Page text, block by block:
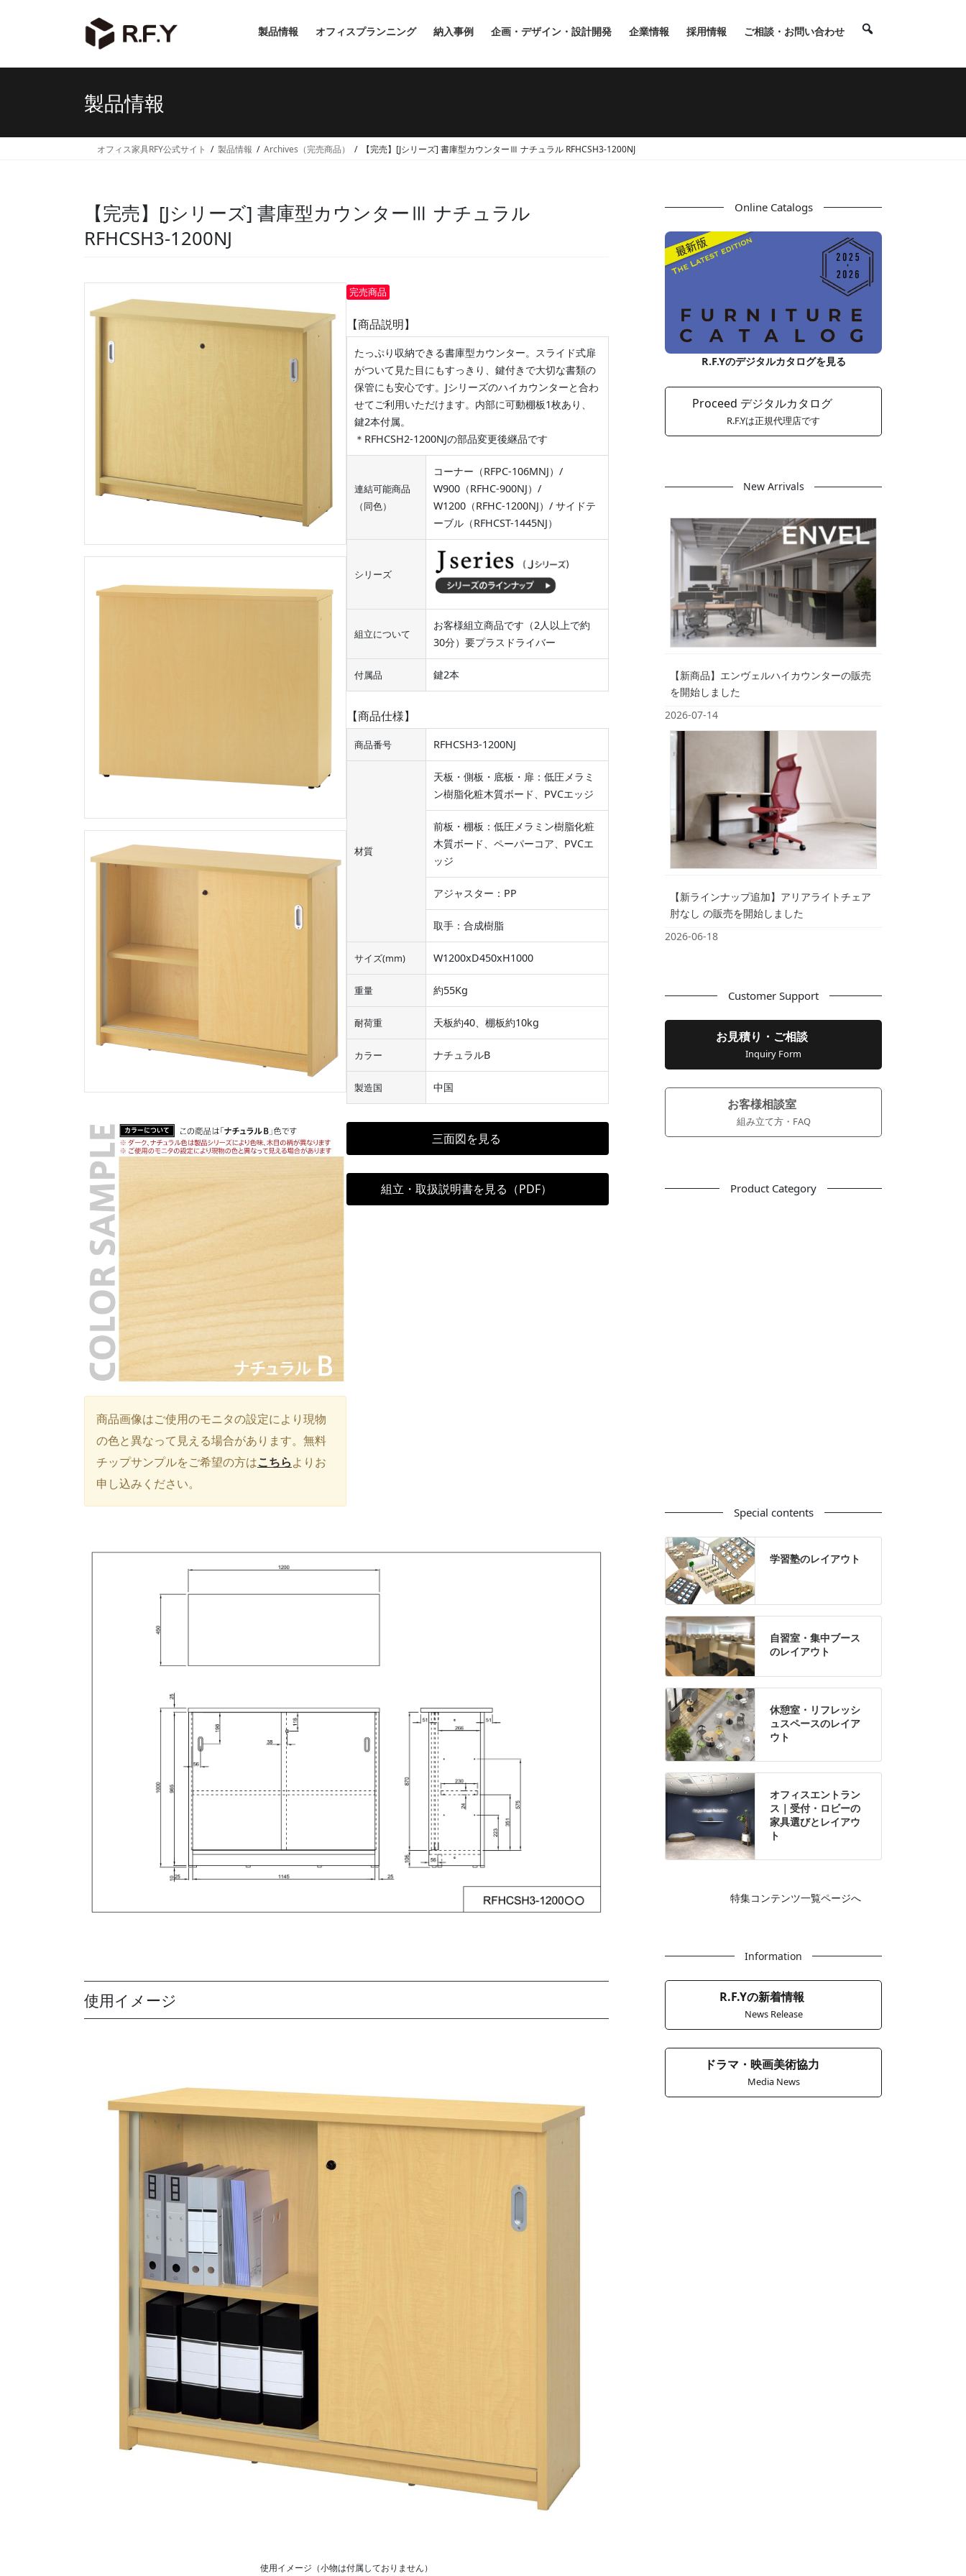
製品情報 オフィスプランニング 納入事例 企画・デザイン・設計開発 企業情報 採用情報 ご相談・お問い合わせ
製品情報
オフィス家具RFY公式サイト 製品情報 Archives（完売商品） 【完売】[Jシリーズ] 書庫型カウンターⅢ ナチュラル RFHCSH3-1200NJ
【完売】[Jシリーズ] 書庫型カウンターⅢ ナチュラル
RFHCSH3-1200NJ
商品画像はご使用のモニタの設定により現物
の色と異なって見える場合があります。無料
チップサンプルをご希望の方はこちらよりお
申し込みください。
完売商品
【商品説明】
たっぷり収納できる書庫型カウンター。スライド式扉
がついて見た目にもすっきり、鍵付きで大切な書類の
保管にも安心です。Jシリーズのハイカウンターと合わ
せてご利用いただけます。内部に可動棚板1枚あり、
鍵2本付属。
＊RFHCSH2-1200NJの部品変更後継品です
連結可能商品
（同色）
コーナー（RFPC-106MNJ）/
W900（RFHC-900NJ）/
W1200（RFHC-1200NJ）/ サイドテ
ーブル（RFHCST-1445NJ）
シリーズ
組立について
お客様組立商品です（2人以上で約
30分）要プラスドライバー
付属品 鍵2本
【商品仕様】
商品番号 RFHCSH3-1200NJ
材質
天板・側板・底板・扉：低圧メラミ
ン樹脂化粧木質ボード、PVCエッジ
前板・棚板：低圧メラミン樹脂化粧
木質ボード、ペーパーコア、PVCエ
ッジ
アジャスター：PP
取手：合成樹脂
サイズ(mm) W1200xD450xH1000
重量 約55Kg
耐荷重 天板約40、棚板約10kg
カラー ナチュラルB
製造国 中国
三面図を見る
組立・取扱説明書を見る（PDF）
使用イメージ
使用イメージ（小物は付属しておりません）
Online Catalogs
R.F.Yのデジタルカタログを見る
Proceed デジタルカタログ
R.F.Yは正規代理店です
New Arrivals
【新商品】エンヴェルハイカウンターの販売
を開始しました
2026-07-14
【新ラインナップ追加】アリアライトチェア
肘なし の販売を開始しました
2026-06-18
Customer Support
お見積り・ご相談
Inquiry Form
お客様相談室
組み立て方・FAQ
Product Category
Special contents
学習塾のレイアウト
自習室・集中ブース
のレイアウト
休憩室・リフレッシ
ュスペースのレイア
ウト
オフィスエントラン
ス｜受付・ロビーの
家具選びとレイアウ
ト
特集コンテンツ一覧ページへ
Information
R.F.Yの新着情報
News Release
ドラマ・映画美術協力
Media News